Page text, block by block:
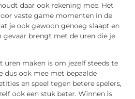
daar ook rekening mee. Het
vaste game momenten in de
je ook gewoon genoeg slaapt en
gevaar brengt met de uren die je
uren maken is om jezelf steeds te
dus ook mee met bepaalde
en speel tegen betere spelers,
ook een stuk beter. Winnen is